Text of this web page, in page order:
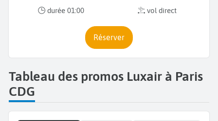
durée 01:00
vol direct
Réserver
Tableau des promos Luxair à Paris
CDG